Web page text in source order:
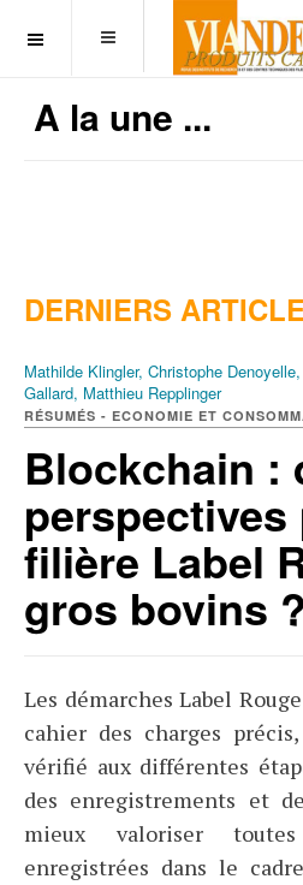
OFF CANVAS
A la une ...
DERNIERS
Mathilde Klingler, Christophe
Gallard, Matthieu Repplinger
RÉSUMÉS - ECONOMIE ET
Blockchain :
perspectives
filière Label
gros bovins ?
Les démarches Label
cahier des charges
vérifié aux différentes
des enregistrements et
mieux valoriser
enregistrées dans le